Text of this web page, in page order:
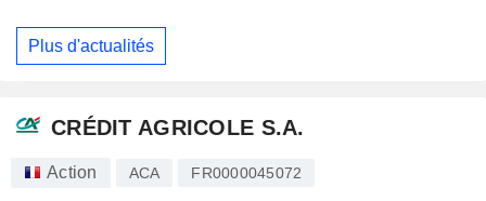
Plus d'actualités
CRÉDIT AGRICOLE S.A.
Action ACA FR0000045072